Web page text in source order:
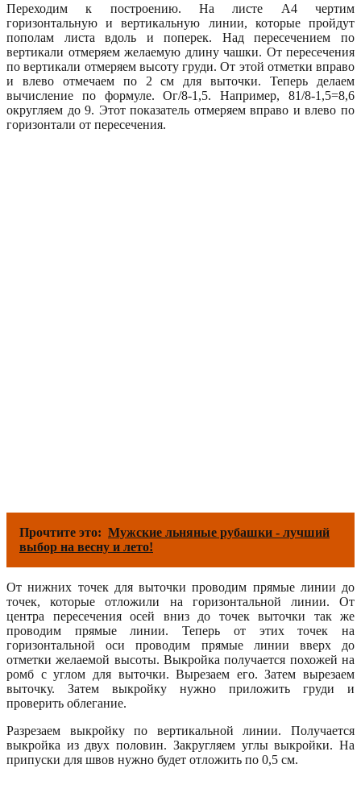
Переходим к построению. На листе А4 чертим
горизонтальную и вертикальную линии, которые пройдут
пополам листа вдоль и поперек. Над пересечением по
вертикали отмеряем желаемую длину чашки. От пересечения
по вертикали отмеряем высоту груди. От этой отметки вправо
и влево отмечаем по 2 см для выточки. Теперь делаем
вычисление по формуле. Ог/8-1,5. Например, 81/8-1,5=8,6
округляем до 9. Этот показатель отмеряем вправо и влево по
горизонтали от пересечения.
Прочтите это: Мужские льняные рубашки - лучший
выбор на весну и лето!
От нижних точек для выточки проводим прямые линии до
точек, которые отложили на горизонтальной линии. От
центра пересечения осей вниз до точек выточки так же
проводим прямые линии. Теперь от этих точек на
горизонтальной оси проводим прямые линии вверх до
отметки желаемой высоты. Выкройка получается похожей на
ромб с углом для выточки. Вырезаем его. Затем вырезаем
выточку. Затем выкройку нужно приложить груди и
проверить облегание.
Разрезаем выкройку по вертикальной линии. Получается
выкройка из двух половин. Закругляем углы выкройки. На
припуски для швов нужно будет отложить по 0,5 см.